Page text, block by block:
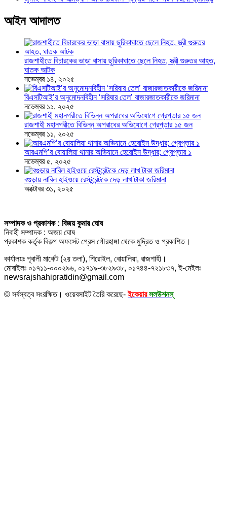
আইন আদালত
রাজশাহীতে বিচারকের ভাড়া বাসায় ছুরিকাঘাতে ছেলে নিহত, স্ত্রী গুরুতর আহত,
ঘাতক আটক
নভেম্বর ১৪, ২০২৫
বিএসটিআই’র অনুমোদনবিহীন ‘সরিষার তেল’ বাজারজাতকারীকে জরিমানা
নভেম্বর ১১, ২০২৫
রাজশাহী মহানগরীতে বিভিন্ন অপরাধের অভিযোগে গ্রেপ্তার ১৫ জন
নভেম্বর ১১, ২০২৫
আরএমপি’র বোয়ালিয়া থানার অভিযানে হেরোইন উদ্ধার; গ্রেপ্তার ১
নভেম্বর ৫, ২০২৫
বগুড়ায় নাবিল হাইওয়ে রেস্টুরেন্টকে দেড় লাখ টাকা জরিমানা
অক্টোবর ৩১, ২০২৫
সম্পাদক ও প্রকাশক : বিজয় কুমার ঘোষ
নিবাহী সম্পাদক : অজয় ঘোষ
প্রকাশক কর্তৃক বিকল্প অফসেট প্রেস গৌরহাঙ্গা থেকে মুদ্রিত ও প্রকাশিত।
কার্যালয়ঃ পূবালী মার্কেট (২য় তলা), শিরোইল, বোয়ালিয়া, রাজশাহী।
মোবাইলঃ ০১৭১১-০০০২৯৬, ০১৭১৯-৩৮২৯৩৮, ০১৭৪৪-৭২১৮৩৭, ই-মেইলঃ
newsrajshahipratidin@gmail.com
© সর্বস্বত্ব সংরক্ষিত। ওয়েবসাইট তৈরি করেছে-ইকেয়ার সলউশনস্